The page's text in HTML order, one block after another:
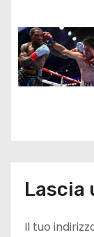
o
l
i
Lascia
Il tuo